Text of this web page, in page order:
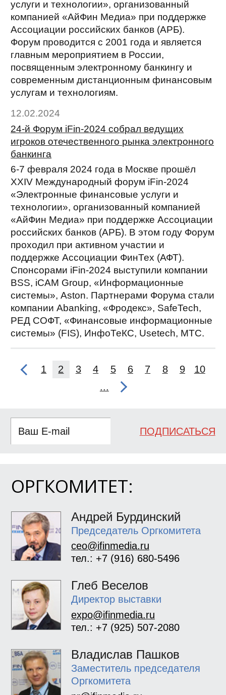
ОРГКОМИТЕТ:
Андрей Бурдинский
Председатель Оргкомитета
ceo@ifinmedia.ru
тел.: +7 (916) 680-5496
Глеб Веселов
Директор выставки
expo@ifinmedia.ru
тел.: +7 (925) 507-2080
Владислав Пашков
Заместитель председателя
Оргкомитета
услуги и технологии», организованный
компанией «АйФин Медиа» при поддержке
Ассоциации российских банков (АРБ).
Форум проводится с 2001 года и является
главным мероприятием в России,
посвященным электронному банкингу и
современным дистанционным финансовым
услугам и технологиям.
12.02.2024
24-й Форум iFin-2024 собрал ведущих
игроков отечественного рынка электронного
банкинга
6-7 февраля 2024 года в Москве прошёл
XXIV Международный форум iFin-2024
«Электронные финансовые услуги и
технологии», организованный компанией
«АйФин Медиа» при поддержке Ассоциации
российских банков (АРБ). В этом году Форум
проходил при активном участии и
поддержке Ассоциации ФинТех (АФТ).
Спонсорами iFin-2024 выступили компании
BSS, iCAM Group, «Информационные
системы», Aston. Партнерами Форума стали
компании Abanking, «Фродекс», SafeTech,
РЕД СОФТ, «Финансовые информационные
системы» (FIS), ИнфоТеКС, Usetech, МТС.
1 2 3 4 5 6 7 8 9
10
...
ПОДПИСАТЬСЯ